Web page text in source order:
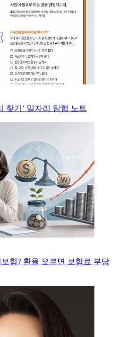
찾기’ 일자리 탐험 노트
험? 환율 오르면 보험료 부담